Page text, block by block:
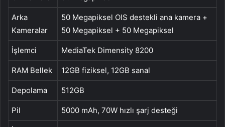
Arka
Kameralar
50 Megapiksel OIS destekli ana kamera +
50 Megapiksel + 50 Megapiksel
İşlemci MediaTek Dimensity 8200
RAM Bellek 12GB fiziksel, 12GB sanal
Depolama 512GB
Pil 5000 mAh, 70W hızlı şarj desteği